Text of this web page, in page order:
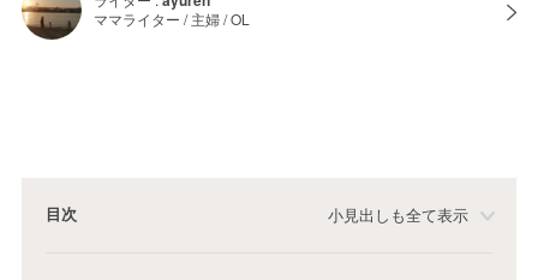
ママライター / 主婦 / OL
目次 小見出しも全て表示